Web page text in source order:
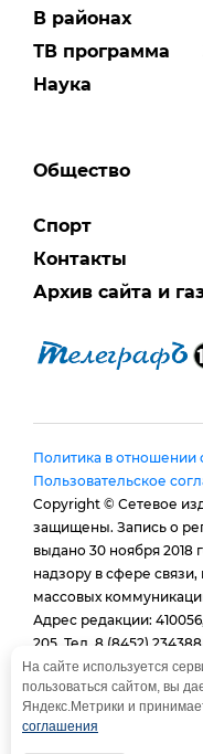
В районах
ТВ программа
Наука
Общество
Спорт
Контакты
Архив сайта и
Политика в отношении
Пользовательское
Copyright © Сетевое
защищены. Запись о
выдано 30 ноября
надзору в сфере
массовых
Адрес редакции:
205. Тел. 8 (8452) 234388.
E-mail:
И.о. главного
При использовании
обязательна
На сайте используется
пользоваться сайтом, вы
Яндекс.Метрики и
соглашения